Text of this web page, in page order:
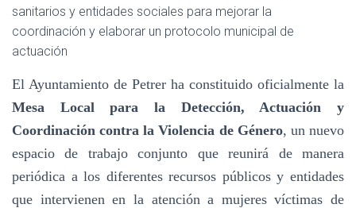
sanitarios y entidades sociales para mejorar la
coordinación y elaborar un protocolo municipal de
actuación
El Ayuntamiento de Petrer ha constituido oficialmente la
Mesa Local para la Detección, Actuación y
Coordinación contra la Violencia de Género, un nuevo
espacio de trabajo conjunto que reunirá de manera
periódica a los diferentes recursos públicos y entidades
que intervienen en la atención a mujeres víctimas de